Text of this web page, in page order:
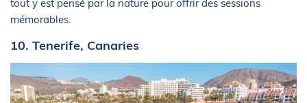
tout y est pensé par la nature pour offrir des sessions
mémorables.
10. Tenerife, Canaries